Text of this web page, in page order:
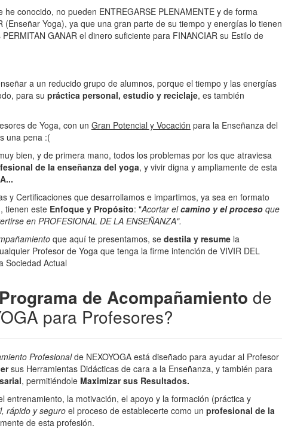
conocido, no pueden ENTREGARSE PLENAMENTE y de forma
(Enseñar Yoga), ya que una gran parte de su tiempo y energías lo tienen
GANAR el dinero suficiente para FINANCIAR su Estilo de
a un reducido grupo de alumnos, porque el tiempo y las energías
para su práctica personal, estudio y reciclaje, es también
de Yoga, con un Gran Potencial y Vocación para la Enseñanza del
una pena :(
bien, y de primera mano, todos los problemas por los que atraviesa
de la enseñanza del yoga, y vivir digna y ampliamente de esta
y Certificaciones que desarrollamos e impartimos, ya sea en formato
tienen este Enfoque y Propósito: "Acortar elcamino y el proceso que
en PROFESIONAL DE LA ENSEÑANZA".
que aquí te presentamos, se destila y resume la
Profesor de Yoga que tenga la firme intención de VIVIR DEL
Sociedad Actual
Programa de Acompañamiento de
para Profesores?
Profesionalde NEXOYOGA está diseñado para ayudar al Profesor
sus Herramientas Didácticas de cara a la Enseñanza, y también para
, permitiéndole Maximizar sus Resultados.
entrenamiento, la motivación, el apoyo y la formación (práctica y
rápido y seguro el proceso de establecerte como un profesional de la
de esta profesión.